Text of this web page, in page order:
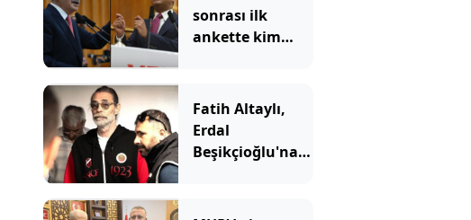
sonrası ilk
ankette kim
Fatih Altaylı,
Erdal
Beşikçioğlu'na